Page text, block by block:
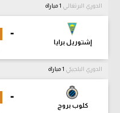
الدوري البرتغالي
-
إشتوريل برايا
الدوري البلجيكي
-
كلوب بروج